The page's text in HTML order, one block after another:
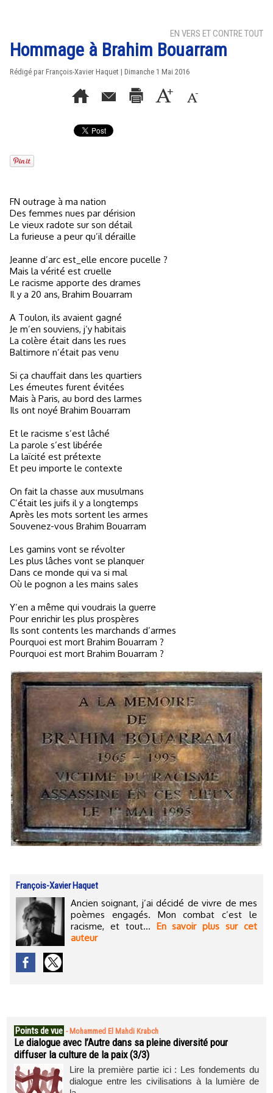
EN VERS ET CONTRE TOUT
Hommage à Brahim Bouarram
Rédigé par François-Xavier Haquet | Dimanche 1 Mai 2016
FN outrage à ma nation
Des femmes nues par dérision
Le vieux radote sur son détail
La furieuse a peur qu’il déraille
Jeanne d’arc est_elle encore pucelle ?
Mais la vérité est cruelle
Le racisme apporte des drames
Il y a 20 ans, Brahim Bouarram
A Toulon, ils avaient gagné
Je m’en souviens, j’y habitais
La colère était dans les rues
Baltimore n’était pas venu
Si ça chauffait dans les quartiers
Les émeutes furent évitées
Mais à Paris, au bord des larmes
Ils ont noyé Brahim Bouarram
Et le racisme s’est lâché
La parole s’est libérée
La laïcité est prétexte
Et peu importe le contexte
On fait la chasse aux musulmans
C’était les juifs il y a longtemps
Après les mots sortent les armes
Souvenez-vous Brahim Bouarram
Les gamins vont se révolter
Les plus lâches vont se planquer
Dans ce monde qui va si mal
Où le pognon a les mains sales
Y’en a même qui voudrais la guerre
Pour enrichir les plus prospères
Ils sont contents les marchands d’armes
Pourquoi est mort Brahim Bouarram ?
Pourquoi est mort Brahim Bouarram ?
François-Xavier Haquet
Ancien soignant, j’ai décidé de vivre de mes
poèmes engagés. Mon combat c’est le
racisme, et tout... En savoir plus sur cet
auteur
Points de vue - Mohammed El Mahdi Krabch
Le dialogue avec l’Autre dans sa pleine diversité pour
diffuser la culture de la paix (3/3)
Lire la première partie ici : Les fondements du
dialogue entre les civilisations à la lumière de